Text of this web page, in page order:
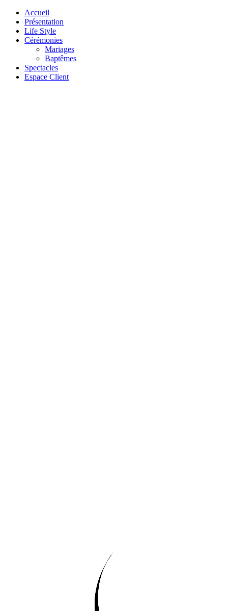
Accueil
Présentation
Life Style
Cérémonies
Mariages
Baptêmes
Spectacles
Espace Client